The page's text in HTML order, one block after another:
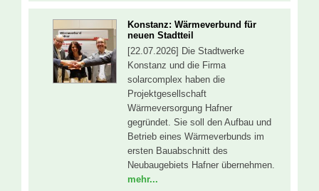
Konstanz: Wärmeverbund für
neuen Stadtteil
[22.07.2026] Die Stadtwerke
Konstanz und die Firma
solarcomplex haben die
Projektgesellschaft
Wärmeversorgung Hafner
gegründet. Sie soll den Aufbau und
Betrieb eines Wärmeverbunds im
ersten Bauabschnitt des
Neubaugebiets Hafner übernehmen.
mehr...